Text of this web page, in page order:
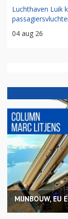
Luchthaven Luik
04 aug 26
MIJNBOUW, EU